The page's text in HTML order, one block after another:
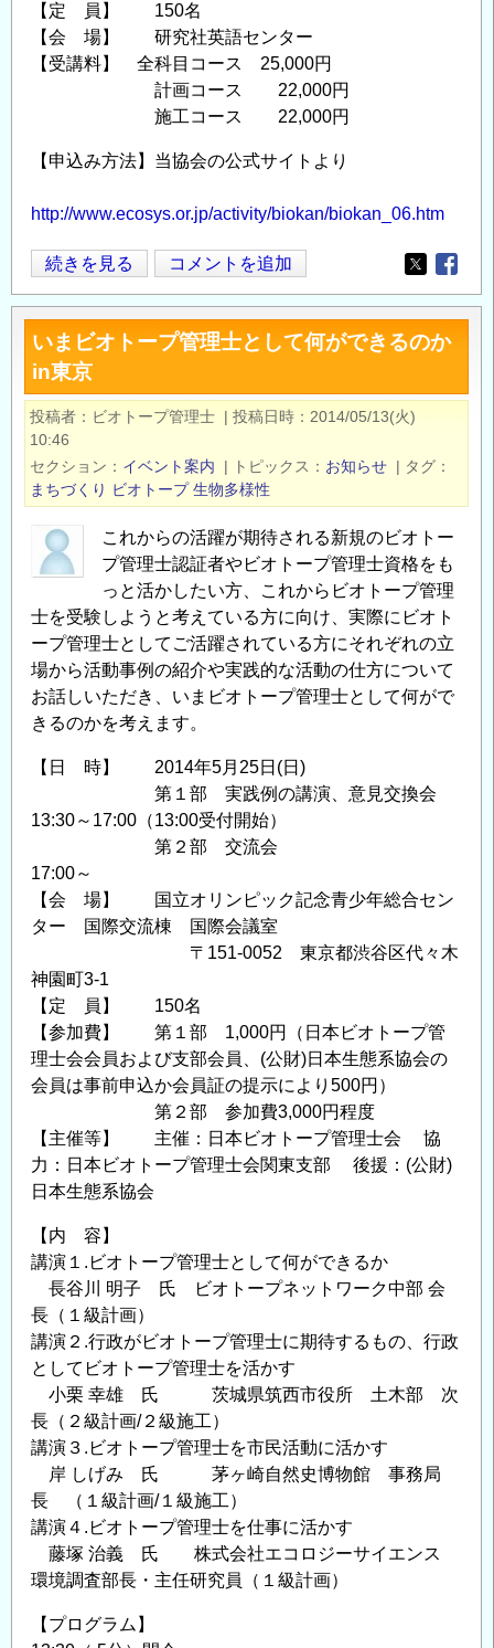
【定 員】 150名
【会 場】 研究社英語センター
【受講料】 全科目コース 25,000円
計画コース 22,000円
施工コース 22,000円
【申込み方法】当協会の公式サイトより
http://www.ecosys.or.jp/activity/biokan/biokan_06.htm
平
成
26
年
度
ビ
オ
ト
ー
プ
管
セ
ミ
ナ
ー
東
京
場
設
系
CPD
議
会
認
定
プ
グ
ラ
ム）
の
続きを見る コメントを追加
Opens in
いまビオトープ管理士として何ができるのか
in東京
投稿者 ビオトープ管理士 | 投稿日時
2014/05/13(火)
10:46
セクション
イベント案内 | トピックス お知らせ | タグ
まちづくり ビオトープ 生物多様性
これからの活躍が期待される新規のビオトー
プ管理士認証者やビオトープ管理士資格をも
っと活かしたい方、これからビオトープ管理
士を受験しようと考えている方に向け、実際にビオト
ープ管理士としてご活躍されている方にそれぞれの立
場から活動事例の紹介や実践的な活動の仕方について
お話しいただき、いまビオトープ管理士として何がで
きるのかを考えます。
【日 時】 2014年5月25日(日)
第１部 実践例の講演、意見交換会
13:30～17:00（13:00受付開始）
第２部 交流会
17:00～
【会 場】 国立オリンピック記念青少年総合セン
ター 国際交流棟 国際会議室
〒151-0052 東京都渋谷区代々木
神園町3-1
【定 員】 150名
【参加費】 第１部 1,000円（日本ビオトープ管
理士会会員および支部会員、(公財)日本生態系協会の
会員は事前申込か会員証の提示により500円）
第２部 参加費3,000円程度
【主催等】 主催：日本ビオトープ管理士会 協
力：日本ビオトープ管理士会関東支部 後援：(公財)
日本生態系協会
【内 容】
講演１.ビオトープ管理士として何ができるか
長谷川 明子 氏 ビオトープネットワーク中部 会
長（１級計画）
講演２.行政がビオトープ管理士に期待するもの、行政
としてビオトープ管理士を活かす
小栗 幸雄 氏 茨城県筑西市役所 土木部 次
長（２級計画/２級施工）
講演３.ビオトープ管理士を市民活動に活かす
岸 しげみ 氏 茅ヶ崎自然史博物館 事務局
長 （１級計画/１級施工）
講演４.ビオトープ管理士を仕事に活かす
藤塚 治義 氏 株式会社エコロジーサイエンス
環境調査部長・主任研究員（１級計画）
【プログラム】